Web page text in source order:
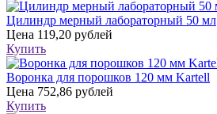
Цилиндр мерный лабораторный 50 мл
Цена 119,20 рублей
Купить
Воронка для порошков 120 мм Kartell
Цена 752,86 рублей
Купить